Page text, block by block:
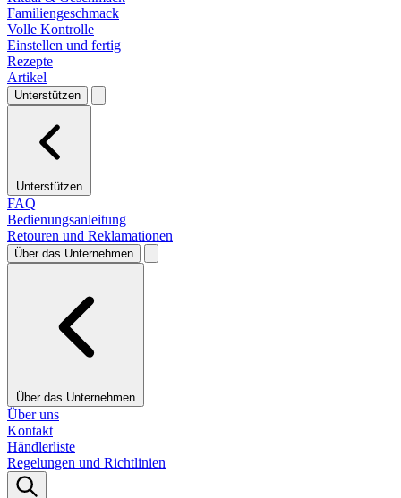
Familiengeschmack
Volle Kontrolle
Einstellen und fertig
Rezepte
Artikel
Unterstützen
Unterstützen
FAQ
Bedienungsanleitung
Retouren und Reklamationen
Über das Unternehmen
Über das Unternehmen
Über uns
Kontakt
Händlerliste
Regelungen und Richtlinien